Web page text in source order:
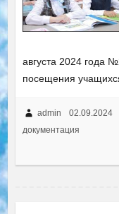
августа 2024 года
посещения
admin 02.09.2024
документация